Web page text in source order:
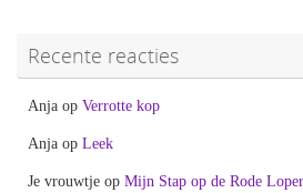
Recente reacties
Anja op Verrotte kop
Anja op Leek
Je vrouwtje op Mijn Stap op de Rode